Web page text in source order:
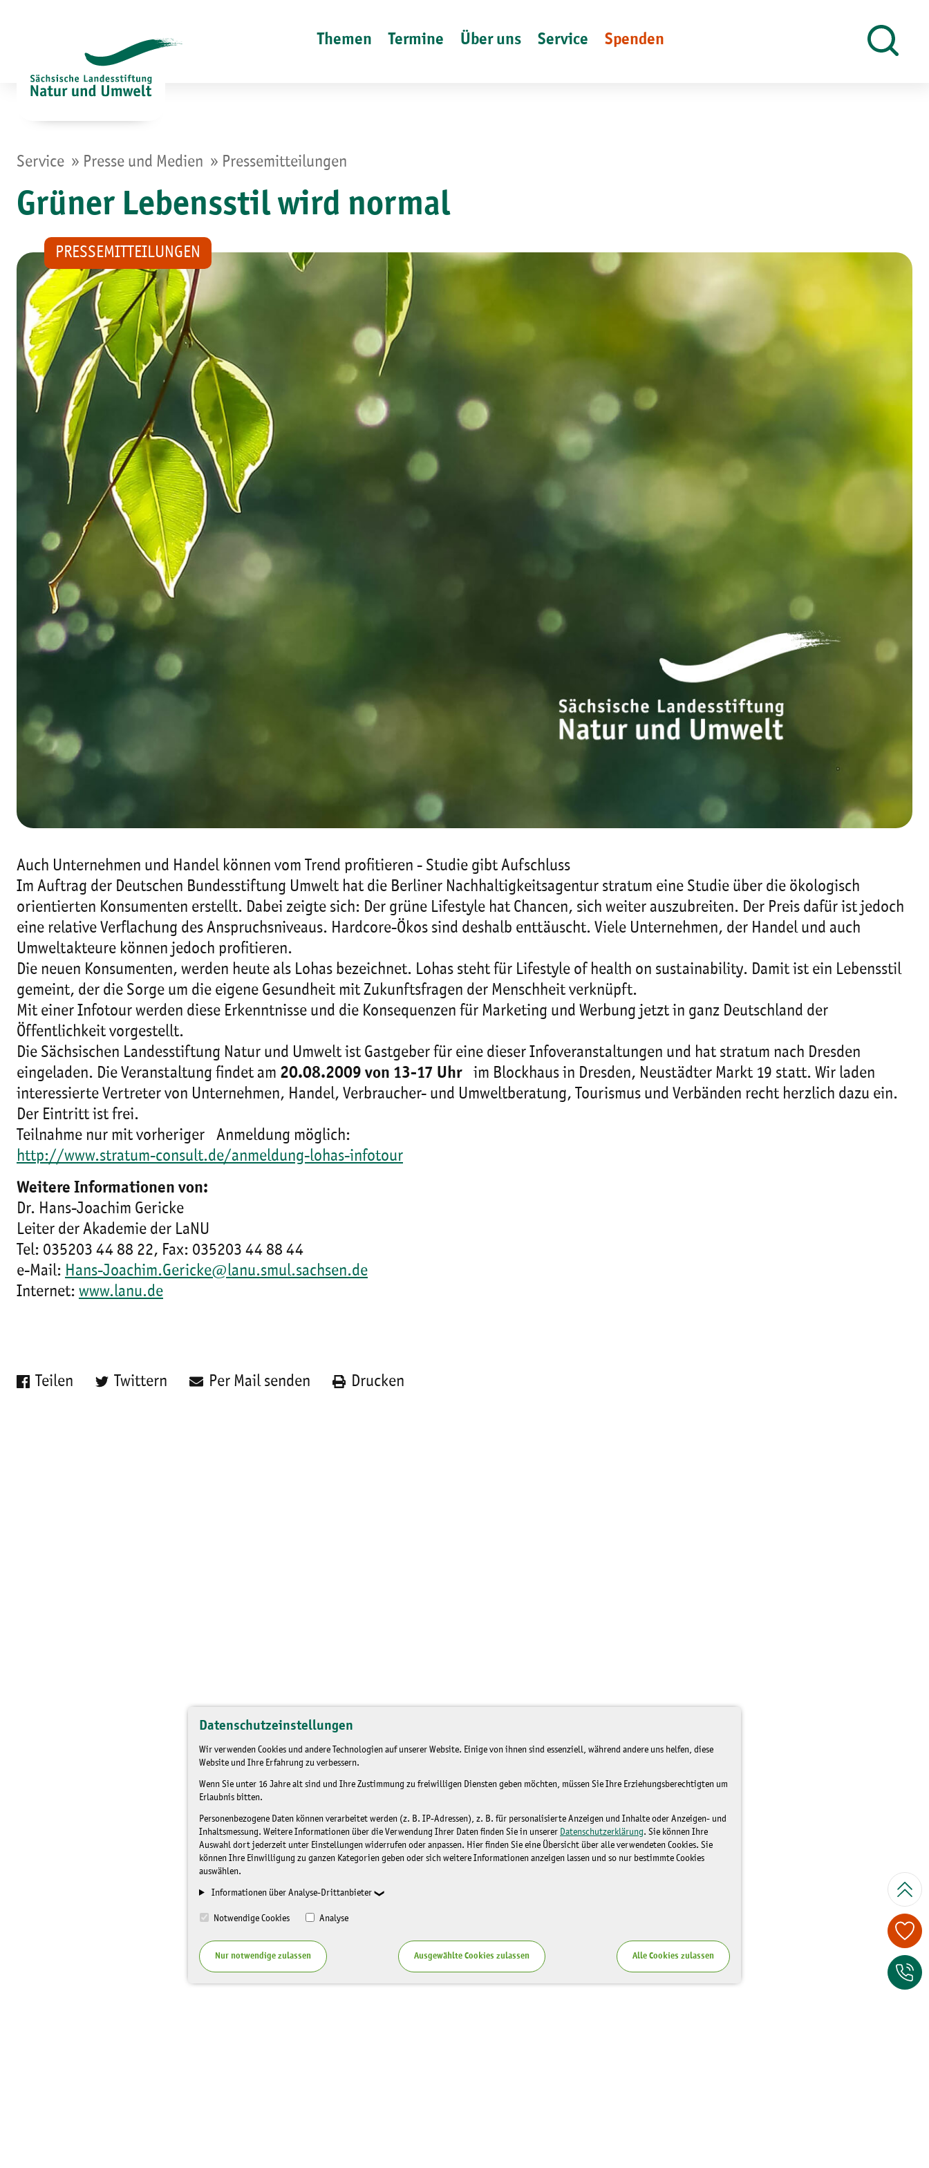
Datenschutzeinstellungen
Wir verwenden Cookies und andere Technologien auf unserer Website. Einige von ihnen sind essenziell, während andere uns helfen, diese
Website und Ihre Erfahrung zu verbessern.
Wenn Sie unter 16 Jahre alt sind und Ihre Zustimmung zu freiwilligen Diensten geben möchten, müssen Sie Ihre Erziehungsberechtigten um
Erlaubnis bitten.
Personenbezogene Daten können verarbeitet werden (z. B. IP-Adressen), z. B. für personalisierte Anzeigen und Inhalte oder Anzeigen- und
Inhaltsmessung. Weitere Informationen über die Verwendung Ihrer Daten finden Sie in unserer Datenschutzerklärung. Sie können Ihre
Auswahl dort jederzeit unter Einstellungen widerrufen oder anpassen. Hier finden Sie eine Übersicht über alle verwendeten Cookies. Sie
können Ihre Einwilligung zu ganzen Kategorien geben oder sich weitere Informationen anzeigen lassen und so nur bestimmte Cookies
auswählen.
Informationen über Analyse-Drittanbieter
Notwendige Cookies Analyse
Nur notwendige zulassen Ausgewählte Cookies zulassen Alle Cookies zulassen
Themen Termine Über uns Service Spenden
Service » Presse und Medien » Pressemitteilungen
Grüner Lebensstil wird normal
PRESSEMITTEILUNGEN
Auch Unternehmen und Handel können vom Trend profitieren - Studie gibt Aufschluss
Im Auftrag der Deutschen Bundesstiftung Umwelt hat die Berliner Nachhaltigkeitsagentur stratum eine Studie über die ökologisch
orientierten Konsumenten erstellt. Dabei zeigte sich: Der grüne Lifestyle hat Chancen, sich weiter auszubreiten. Der Preis dafür ist jedoch
eine relative Verflachung des Anspruchsniveaus. Hardcore-Ökos sind deshalb enttäuscht. Viele Unternehmen, der Handel und auch
Umweltakteure können jedoch profitieren.
Die neuen Konsumenten, werden heute als Lohas bezeichnet. Lohas steht für Lifestyle of health on sustainability. Damit ist ein Lebensstil
gemeint, der die Sorge um die eigene Gesundheit mit Zukunftsfragen der Menschheit verknüpft.
Mit einer Infotour werden diese Erkenntnisse und die Konsequenzen für Marketing und Werbung jetzt in ganz Deutschland der
Öffentlichkeit vorgestellt.
Die Sächsischen Landesstiftung Natur und Umwelt ist Gastgeber für eine dieser Infoveranstaltungen und hat stratum nach Dresden
eingeladen. Die Veranstaltung findet am 20.08.2009 von 13-17 Uhrim Blockhaus in Dresden, Neustädter Markt 19 statt. Wir laden
interessierte Vertreter von Unternehmen, Handel, Verbraucher- und Umweltberatung, Tourismus und Verbänden recht herzlich dazu ein.
Der Eintritt ist frei.
Teilnahme nur mit vorheriger Anmeldung möglich:
http://www.stratum-consult.de/anmeldung-lohas-infotour
Weitere Informationen von:
Dr. Hans-Joachim Gericke
Leiter der Akademie der LaNU
Tel: 035203 44 88 22, Fax: 035203 44 88 44
e-Mail: Hans-Joachim.Gericke@lanu.smul.sachsen.de
Internet: www.lanu.de
Teilen Twittern Per Mail senden Drucken
Spenden Sie
Zum